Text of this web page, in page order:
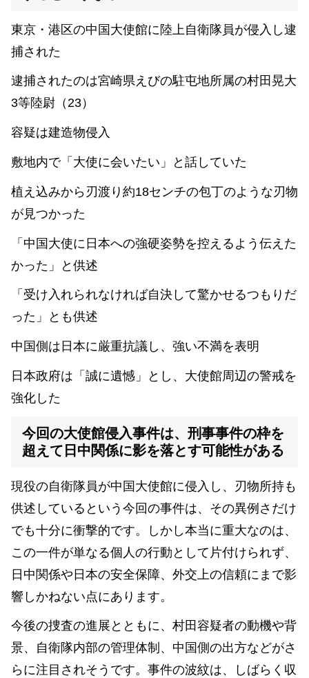
東京・港区の中国大使館に陸上自衛隊員が侵入し逮
捕された
逮捕されたのは宮崎県えびの駐屯地所属の村田晃大
3等陸尉（23）
容疑は建造物侵入
敷地内で「大使に会いたい」と話していた
植え込みから刃渡り約18センチの包丁のような刃物
が見つかった
「中国大使に日本への強硬姿勢を控えるよう伝えた
かった」と供述
「受け入れられなければ自決して驚かせるつもりだ
った」とも供述
中国側は日本に厳重抗議し、強い不満を表明
日本政府は「誠に遺憾」とし、大使館周辺の警戒を
強化した
今回の大使館侵入事件は、刑事事件の枠を
超えて日中関係に影を落とす可能性がある
現役の自衛隊員が中国大使館に侵入し、刃物所持も
供述しているという今回の事件は、その異例さだけ
でも十分に衝撃的です。しかし本当に重大なのは、
この一件が単なる個人の行動として片付けられず、
日中関係や日本の安全保障、外交上の信頼にまで影
響しかねない点にあります。
今後の捜査の進展とともに、村田容疑者の動機や背
景、自衛隊内部の管理体制、中国側の出方などがさ
らに注目されそうです。事件の波紋は、しばらく収